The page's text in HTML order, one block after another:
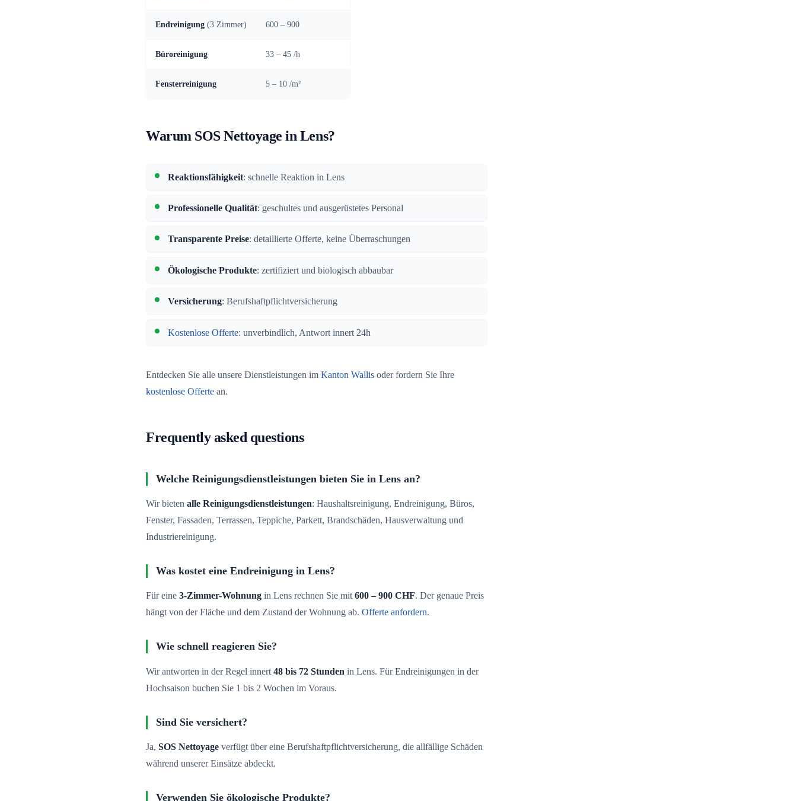
Endreinigung (3 Zimmer) 600 – 900
Büroreinigung 33 – 45 /h
Fensterreinigung 5 – 10 /m²
Warum SOS Nettoyage in Lens?
Reaktionsfähigkeit: schnelle Reaktion in Lens
Professionelle Qualität: geschultes und ausgerüstetes Personal
Transparente Preise: detaillierte Offerte, keine Überraschungen
Ökologische Produkte: zertifiziert und biologisch abbaubar
Versicherung: Berufshaftpflichtversicherung
Kostenlose Offerte: unverbindlich, Antwort innert 24h
Entdecken Sie alle unsere Dienstleistungen im Kanton Wallis oder fordern Sie Ihre
kostenlose Offerte an.
Frequently asked questions
Welche Reinigungsdienstleistungen bieten Sie in Lens an?
Wir bieten alle Reinigungsdienstleistungen: Haushaltsreinigung, Endreinigung, Büros,
Fenster, Fassaden, Terrassen, Teppiche, Parkett, Brandschäden, Hausverwaltung und
Industriereinigung.
Was kostet eine Endreinigung in Lens?
Für eine 3-Zimmer-Wohnung in Lens rechnen Sie mit600 – 900 CHF. Der genaue Preis
hängt von der Fläche und dem Zustand der Wohnung ab. Offerte anfordern.
Wie schnell reagieren Sie?
Wir antworten in der Regel innert 48 bis 72 Stunden in Lens. Für Endreinigungen in der
Hochsaison buchen Sie 1 bis 2 Wochen im Voraus.
Sind Sie versichert?
Ja, SOS Nettoyage verfügt über eine Berufshaftpflichtversicherung, die allfällige Schäden
während unserer Einsätze abdeckt.
Verwenden Sie ökologische Produkte?